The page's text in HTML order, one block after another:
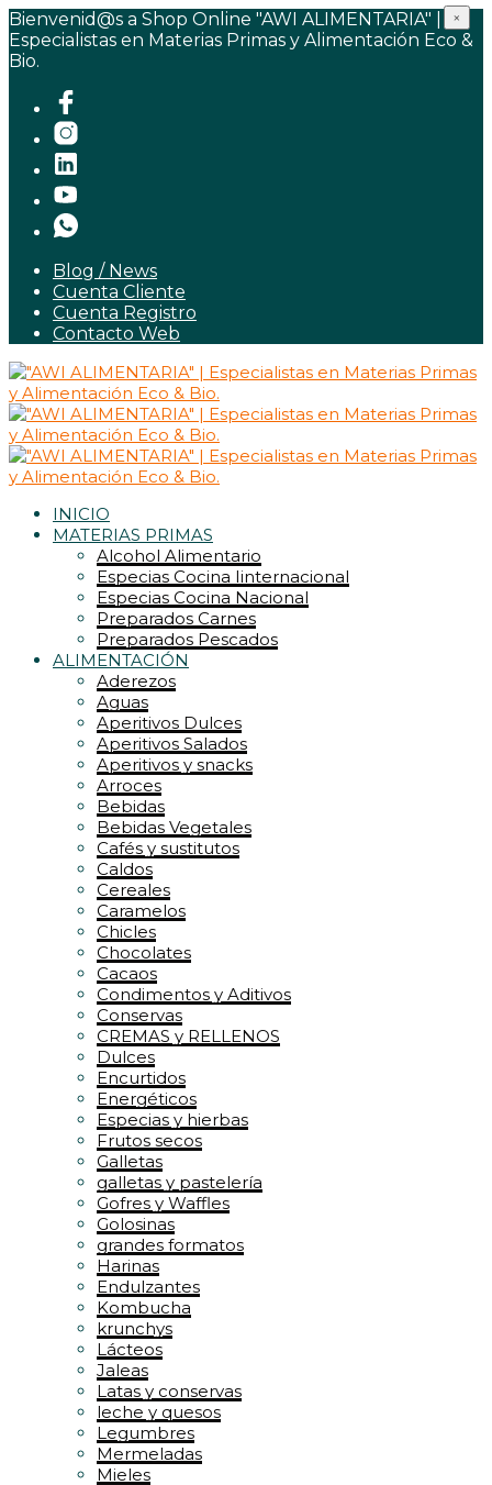
Bienvenid@s a Shop Online "AWI ALIMENTARIA" |
Especialistas en Materias Primas y Alimentación Eco &
Bio.
Blog / News
Cuenta Cliente
Cuenta Registro
Contacto Web
INICIO
MATERIAS PRIMAS
Alcohol Alimentario
Especias Cocina Iinternacional
Especias Cocina Nacional
Preparados Carnes
Preparados Pescados
ALIMENTACIÓN
Aderezos
Aguas
Aperitivos Dulces
Aperitivos Salados
Aperitivos y snacks
Arroces
Bebidas
Bebidas Vegetales
Cafés y sustitutos
Caldos
Cereales
Caramelos
Chicles
Chocolates
Cacaos
Condimentos y Aditivos
Conservas
CREMAS y RELLENOS
Dulces
Encurtidos
Energéticos
Especias y hierbas
Frutos secos
Galletas
galletas y pastelería
Gofres y Waffles
Golosinas
grandes formatos
Harinas
Endulzantes
Kombucha
krunchys
Lácteos
Jaleas
Latas y conservas
leche y quesos
Legumbres
Mermeladas
Mieles
×